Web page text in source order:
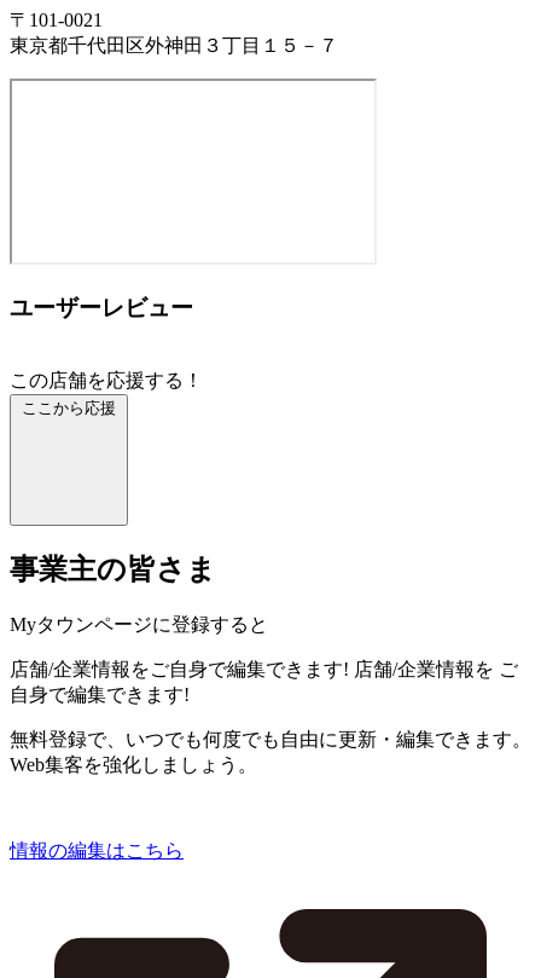
〒101-0021
東京都千代田区外神田３丁目１５－７
ユーザーレビュー
この店舗を応援する！
ここから応援
事業主の皆さま
Myタウンページに登録すると
店舗/企業情報をご自身で編集できます! 店舗/企業情報を ご
自身で編集できます!
無料登録で、いつでも何度でも自由に更新・編集できます。
Web集客を強化しましょう。
情報の編集はこちら